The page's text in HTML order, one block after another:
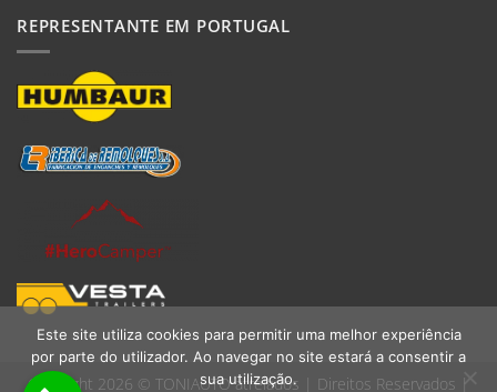
REPRESENTANTE EM PORTUGAL
Copyright 2026 © TONIAUTO atrelados | Direitos Reservados |
Este site utiliza cookies para permitir uma melhor experiência
por parte do utilizador. Ao navegar no site estará a consentir a
sua utilização.